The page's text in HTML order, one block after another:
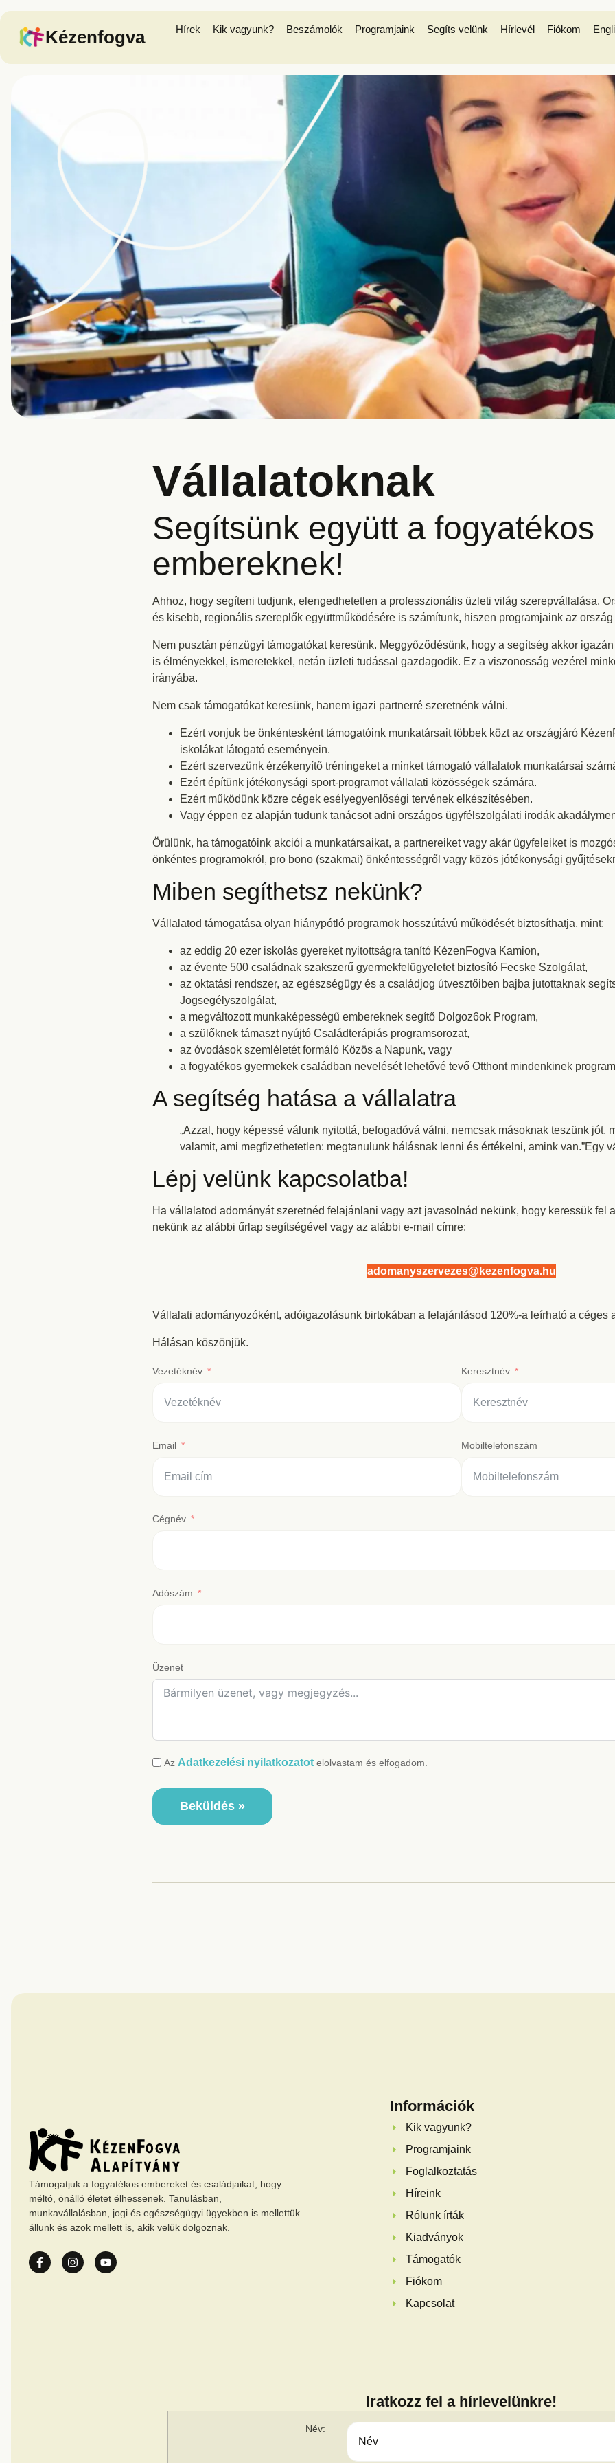
Kézenfogva Hírek Kik vagyunk? Beszámolók Programjaink Segíts velünk Hírlevél Fiókom
Vállalatoknak
Segítsünk együtt a fogyatékos
embereknek!
Ahhoz, hogy segíteni tudjunk, elengedhetetlen a professzionális üzleti világ szerepvállalása.
és kisebb, regionális szereplők együttműködésére is számítunk, hiszen programjaink az
Nem pusztán pénzügyi támogatókat keresünk. Meggyőződésünk, hogy a segítség akkor
is élményekkel, ismeretekkel, netán üzleti tudással gazdagodik. Ez a viszonosság vezérel
irányába.
Nem csak támogatókat keresünk, hanem igazi partnerré szeretnénk válni.
Ezért vonjuk be önkéntesként támogatóink munkatársait többek közt az országjáró
iskolákat látogató eseményein.
Ezért szervezünk érzékenyítő tréningeket a minket támogató vállalatok munkatársai
Ezért építünk jótékonysági sport-programot vállalati közösségek számára.
Ezért működünk közre cégek esélyegyenlőségi tervének elkészítésében.
Vagy éppen ez alapján tudunk tanácsot adni országos ügyfélszolgálati irodák
Örülünk, ha támogatóink akciói a munkatársaikat, a partnereiket vagy akár ügyfeleiket is
önkéntes programokról, pro bono (szakmai) önkéntességről vagy közös jótékonysági
Miben segíthetsz nekünk?
Vállalatod támogatása olyan hiánypótló programok hosszútávú működését biztosíthatja, mint:
az eddig 20 ezer iskolás gyereket nyitottságra tanító KézenFogva Kamion,
az évente 500 családnak szakszerű gyermekfelügyeletet biztosító Fecske Szolgálat,
az oktatási rendszer, az egészségügy és a családjog útvesztőiben bajba jutottaknak
Jogsegélyszolgálat,
a megváltozott munkaképességű embereknek segítő Dolgoz6ok Program,
a szülőknek támaszt nyújtó Családterápiás programsorozat,
az óvodások szemléletét formáló Közös a Napunk, vagy
a fogyatékos gyermekek családban nevelését lehetővé tevő Otthont mindenkinek
A segítség hatása a vállalatra
„Azzal, hogy képessé válunk nyitottá, befogadóvá válni, nemcsak másoknak teszünk jót,
valamit, ami megfizethetetlen: megtanulunk hálásnak lenni és értékelni, amink van.”Egy
Lépj velünk kapcsolatba!
Ha vállalatod adományát szeretnéd felajánlani vagy azt javasolnád nekünk, hogy keressük fel
nekünk az alábbi űrlap segítségével vagy az alábbi e-mail címre:
adomanyszervezes@kezenfogva.hu
Vállalati adományozóként, adóigazolásunk birtokában a felajánlásod 120%-a leírható a céges
Hálásan köszönjük.
Vezetéknév Keresztnév
Email Mobiltelefonszám
Cégnév
Adószám
Üzenet
Az Adatkezelési nyilatkozatot elolvastam és elfogadom.
Beküldés »
Támogatjuk a fogyatékos embereket és családjaikat, hogy
méltó, önálló életet élhessenek. Tanulásban,
munkavállalásban, jogi és egészségügyi ügyekben is mellettük
állunk és azok mellett is, akik velük dolgoznak.
Információk
Kik vagyunk?
Programjaink
Foglalkoztatás
Híreink
Rólunk írták
Kiadványok
Támogatók
Fiókom
Kapcsolat
Iratkozz fel a hírlevelünkre!
Név: